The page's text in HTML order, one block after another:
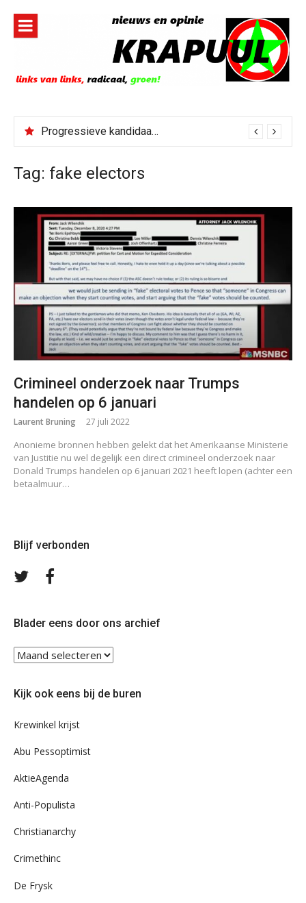
inhoud
Progressieve kandidaat El-Sayed senaatskandidaat Michigan
Tag: fake electors
Crimineel onderzoek naar Trumps
handelen op 6 januari
Laurent Bruning 27 juli 2022
Anonieme bronnen hebben gelekt dat het Amerikaanse Ministerie
van Justitie nu wel degelijk een direct crimineel onderzoek naar
Donald Trumps handelen op 6 januari 2021 heeft lopen (achter een
betaalmuur…
Blijf verbonden
Volg
Blader eens door ons archief
Blader
eens
ons
Kijk ook eens bij de buren
Krewinkel krijst
Abu Pessoptimist
AktieAgenda
Anti-Populista
Christianarchy
Crimethinc
De Frysk